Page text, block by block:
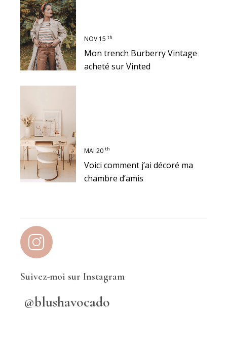
NOV 15 th
Mon trench Burberry Vintage
acheté sur Vinted
MAI 20 th
Voici comment j’ai décoré ma
chambre d’amis
Suivez-moi sur Instagram
@blushavocado